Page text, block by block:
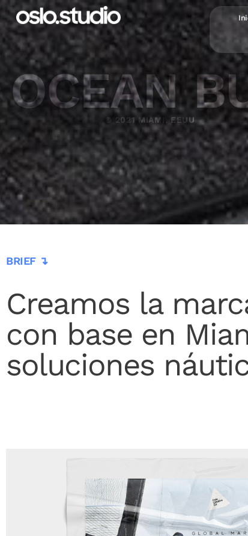
OCEAN
© 2021 MIAMI, EEUU
BRIEF ↴
Creamos la
con base en
soluciones